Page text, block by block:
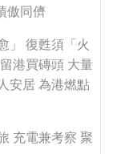
傲同儕
」 復甦須「火
港買磚頭 大量
安居 為港燃點
充電兼考察 聚